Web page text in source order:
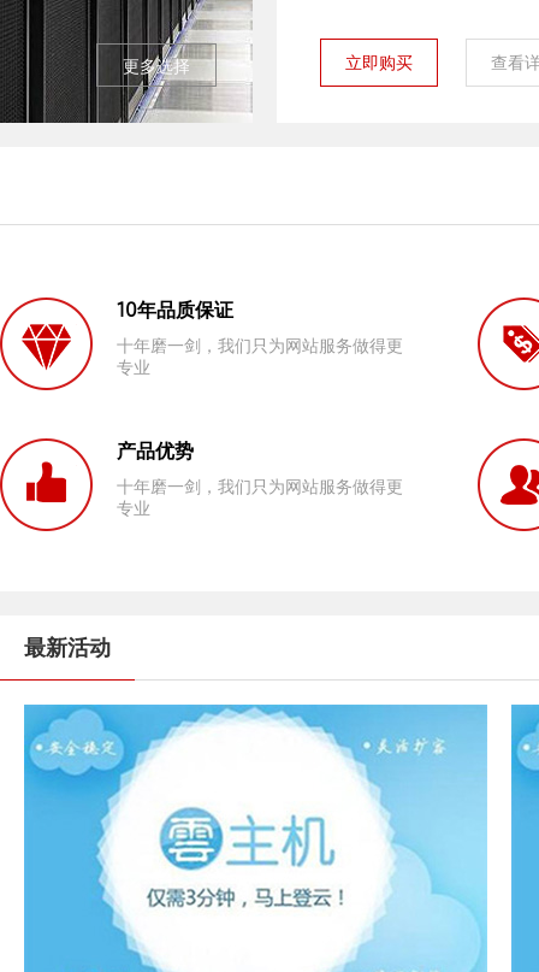
更多选择 立即购买 查看
10年品质保证
十年磨一剑，我们只为网站服务做得更
专业
产品优势
十年磨一剑，我们只为网站服务做得更
专业
最新活动